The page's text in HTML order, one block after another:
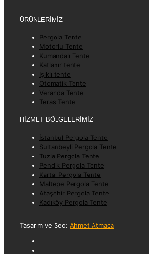
ÜRÜNLERİMİZ
Pergola Tente
Motorlu Tente
Kumandalı Tente
Katlanır tente
Işıklı tente
Otomatik Tente
Veranda Tente
Teras Tente
HİZMET BÖLGELERİMİZ
İstanbul Pergola Tente
Sultanbeyli Pergola Tente
Tuzla Pergola Tente
Pendik Pergola Tente
Kartal Pergola Tente
Maltepe Pergola Tente
Ataşehir Pergola Tente
Kadıköy Pergola Tente
Tasarım ve Seo: Ahmet Atmaca